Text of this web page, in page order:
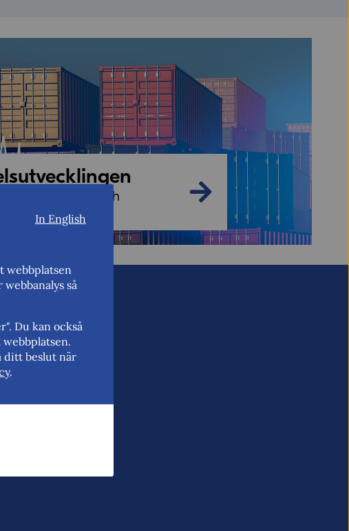
varuexport och
In English
webbplatsen
så
Du kan också
ditt beslut när
.